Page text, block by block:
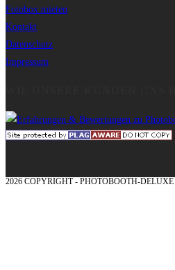
Fotobox mieten
Kontakt
Datenschutz
Impressum
2026 COPYRIGHT - PHOTOBOOTH-DELUXE |